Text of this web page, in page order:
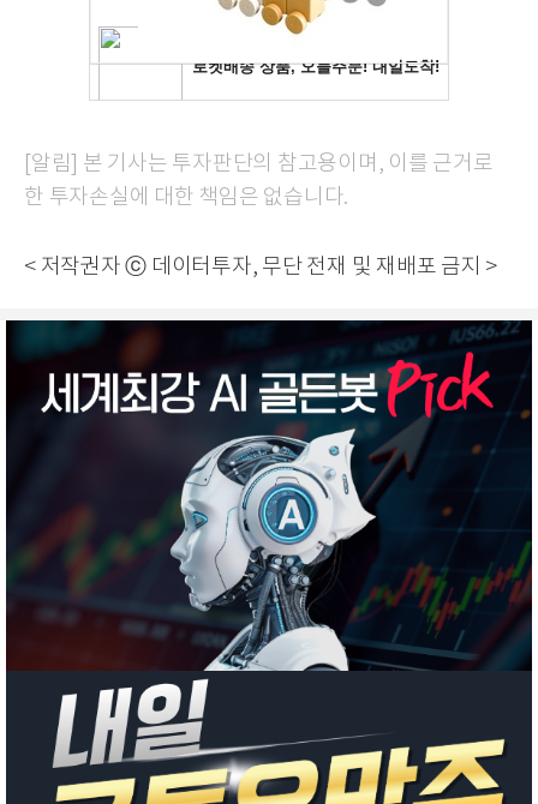
[알림] 본 기사는 투자판단의 참고용이며, 이를 근거로
한 투자손실에 대한 책임은 없습니다.
< 저작권자 ⓒ 데이터투자, 무단 전재 및 재배포 금지 >